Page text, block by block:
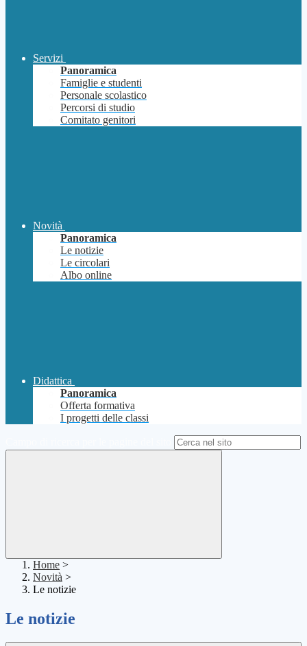
Servizi
Panoramica
Famiglie e studenti
Personale scolastico
Percorsi di studio
Comitato genitori
Novità
Panoramica
Le notizie
Le circolari
Albo online
Didattica
Panoramica
Offerta formativa
I progetti delle classi
Home >
Novità >
Le notizie
Le notizie